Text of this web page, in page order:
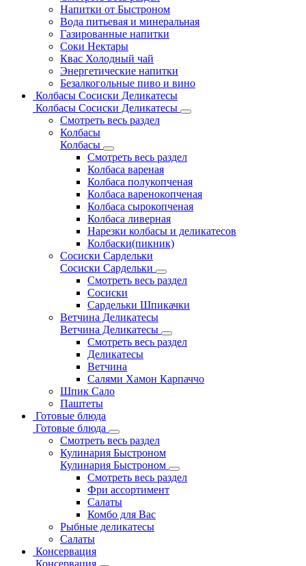
Напитки от Быстроном
Вода питьевая и минеральная
Газированные напитки
Соки Нектары
Квас Холодный чай
Энергетические напитки
Безалкогольные пиво и вино
Колбасы Сосиски Деликатесы
Колбасы Сосиски Деликатесы
Смотреть весь раздел
Колбасы
Колбасы
Смотреть весь раздел
Колбаса вареная
Колбаса полукопченая
Колбаса варенокопченая
Колбаса сырокопченая
Колбаса ливерная
Нарезки колбасы и деликатесов
Колбаски(пикник)
Сосиски Сардельки
Сосиски Сардельки
Смотреть весь раздел
Сосиски
Сардельки Шпикачки
Ветчина Деликатесы
Ветчина Деликатесы
Смотреть весь раздел
Деликатесы
Ветчина
Салями Хамон Карпаччо
Шпик Сало
Паштеты
Готовые блюда
Готовые блюда
Смотреть весь раздел
Кулинария Быстроном
Кулинария Быстроном
Смотреть весь раздел
Фри ассортимент
Салаты
Комбо для Вас
Рыбные деликатесы
Салаты
Консервация
Консервация